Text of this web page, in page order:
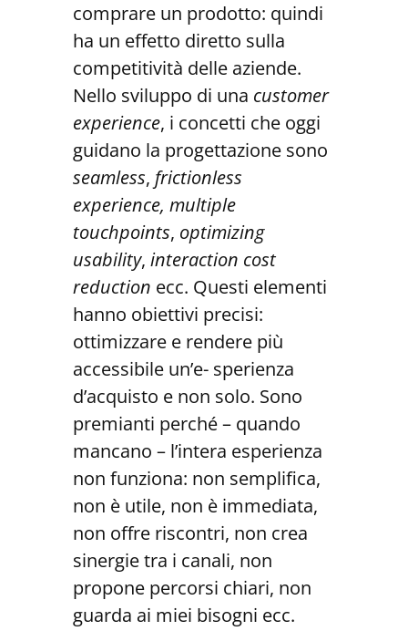
comprare un prodotto: quindi
ha un effetto diretto sulla
competitività delle aziende.
Nello sviluppo di una customer
experience, i concetti che oggi
guidano la progettazione sono
seamless, frictionless
experience, multiple
touchpoints, optimizing
usability, interaction cost
reduction ecc. Questi elementi
hanno obiettivi precisi:
ottimizzare e rendere più
accessibile un’e- sperienza
d’acquisto e non solo. Sono
premianti perché – quando
mancano – l’intera esperienza
non funziona: non semplifica,
non è utile, non è immediata,
non offre riscontri, non crea
sinergie tra i canali, non
propone percorsi chiari, non
guarda ai miei bisogni ecc.